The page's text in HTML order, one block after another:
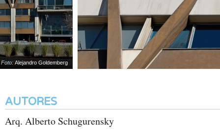
Alejandro Goldemberg
AUTORES
Arq. Alberto Schugurensky